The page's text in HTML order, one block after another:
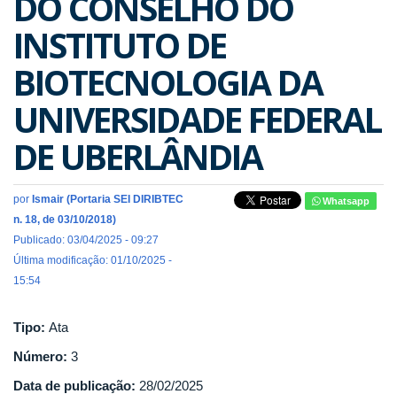
INSTITUTO DE
BIOTECNOLOGIA DA
UNIVERSIDADE FEDERAL
DE UBERLÂNDIA
por Ismair (Portaria SEI DIRIBTEC
n. 18, de 03/10/2018)
Publicado: 03/04/2025 - 09:27
Última modificação: 01/10/2025 -
15:54
Whatsapp
Tipo: Ata
Número: 3
Data de publicação: 28/02/2025